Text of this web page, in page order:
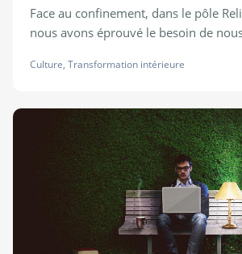
Face au confinement, dans le pôle
nous avons éprouvé le besoin de
Culture, Transformation intérieure